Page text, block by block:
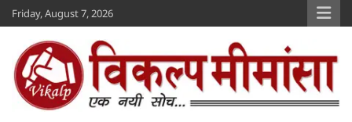
Skip
to
content
Friday, August 7, 2026